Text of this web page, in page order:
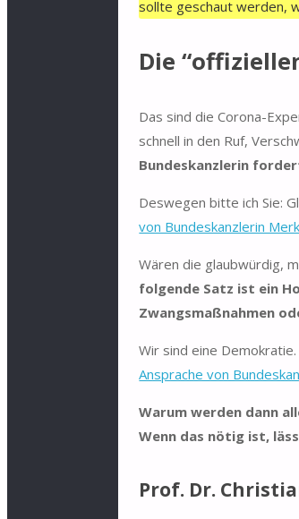
sollte geschaut werden,
Die
Das sind die Corona-
schnell in den Ruf,
Bundeskanzlerin
Deswegen bitte ich Sie:
von Bundeskanzlerin
Wären die glaubwürdig,
folgende Satz ist ein
Zwangsmaßnahmen
Wir sind eine
Ansprache von
Warum werden dann
Wenn das nötig ist,
Prof. Dr.